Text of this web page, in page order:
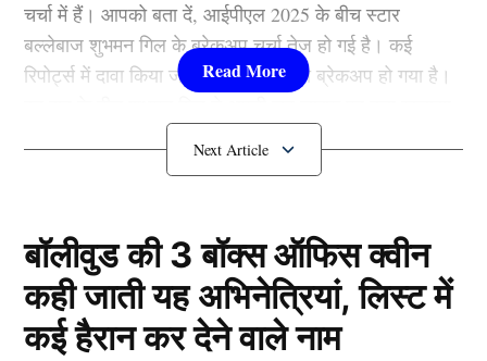
चर्चा में हैं। आपको बता दें, आईपीएल 2025 के बीच स्टार
बल्लेबाज शुभमन गिल के ब्रेकअप चर्चा तेज हो गई है। कई
रिपोर्ट्स में दावा किया जा रहा है कि गिल का ब्रेकअप हो गया है।
बॉलीवुड की 3 बॉक्स ऑफिस क्वीन
कही जाती यह अभिनेत्रियां, लिस्ट में
कई हैरान कर देने वाले नाम